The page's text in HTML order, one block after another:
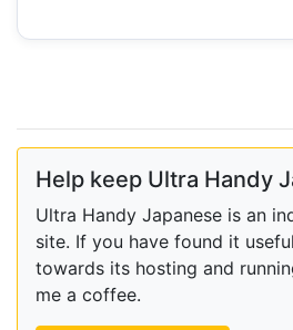
Help keep Ultra Handy
Ultra Handy Japanese is an
site. If you have found it
towards its hosting and
me a coffee.